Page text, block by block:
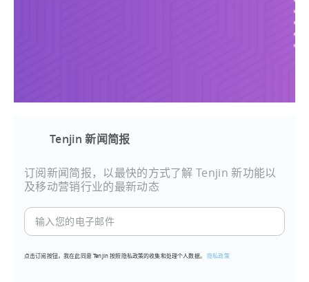
Tenjin 新闻简报
订阅新闻简报，以最快的方式了解 Tenjin 新功能以
及移动营销行业的最新动态
输
入
的
点击订阅按钮，我在此同意 Tenjin 按照隐私政策的收集和处理个人数据。隐私政策